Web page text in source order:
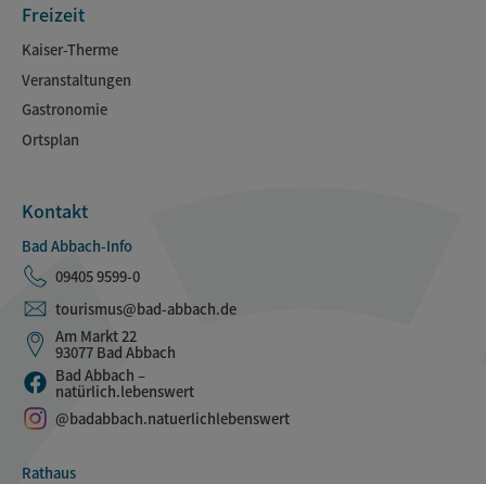
Freizeit
Kaiser-Therme
Veranstaltungen
Gastronomie
Ortsplan
Kontakt
Bad Abbach-Info
09405 9599-0
tourismus@bad-abbach.de
Am Markt 22
93077 Bad Abbach
Bad Abbach –
natürlich.lebenswert
@badabbach.natuerlichlebenswert
Rathaus